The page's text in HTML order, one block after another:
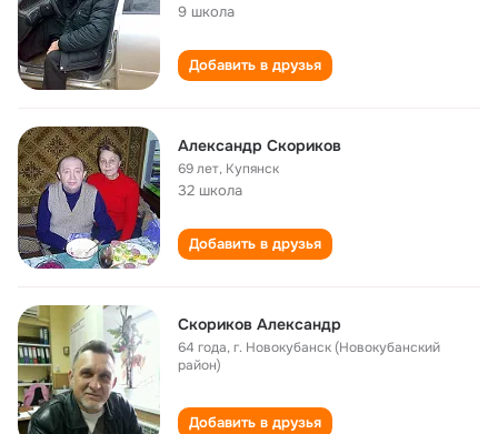
9 школа
Добавить в друзья
Александр Скориков
69 лет, Купянск
32 школа
Добавить в друзья
Скориков Александр
64 года,г. Новокубанск (Новокубанский
район)
Добавить в друзья